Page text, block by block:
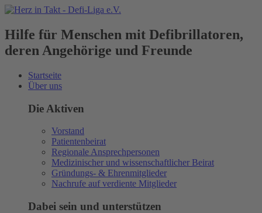
Hilfe für Menschen mit Defibrillatoren,
deren Angehörige und Freunde
Startseite
Über uns
Die Aktiven
Vorstand
Patientenbeirat
Regionale Ansprechpersonen
Medizinischer und wissenschaftlicher Beirat
Gründungs- & Ehrenmitglieder
Nachrufe auf verdiente Mitglieder
Dabei sein und unterstützen